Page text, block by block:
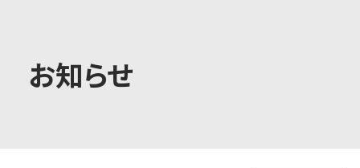
お知らせ